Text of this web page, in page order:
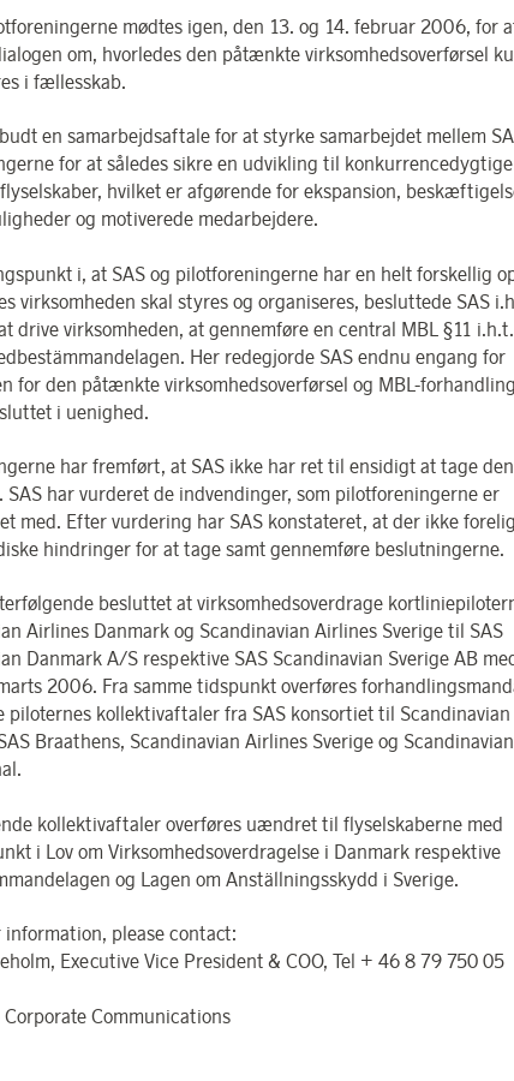
mødtes igen, den 13. og 14. februar 2006, for
om, hvorledes den påtænkte virksomhedsoverførsel
i fællesskab.
en samarbejdsaftale for at styrke samarbejdet mellem
for at således sikre en udvikling til
hvilket er afgørende for ekspansion,
og motiverede medarbejdere.
i, at SAS og pilotforeningerne har en helt forskellig
virksomheden skal styres og organiseres, besluttede SAS
drive virksomheden, at gennemføre en central MBL §11
Her redegjorde SAS endnu engang for
for den påtænkte virksomhedsoverførsel og MBL-
i uenighed.
har fremført, at SAS ikke har ret til ensidigt at tage
SAS har vurderet de indvendinger, som pilotforeningerne er
med. Efter vurdering har SAS konstateret, at der ikke
hindringer for at tage samt gennemføre beslutningerne.
besluttet at virksomhedsoverdrage
Airlines Danmark og Scandinavian Airlines Sverige til SAS
Danmark A/S respektive SAS Scandinavian Sverige AB
2006. Fra samme tidspunkt overføres
piloternes kollektivaftaler fra SAS konsortiet til
Braathens, Scandinavian Airlines Sverige og
kollektivaftaler overføres uændret til flyselskaberne med
i Lov om Virksomhedsoverdragelse i Danmark respektive
og Lagen om Anställningsskydd i Sverige.
please contact:
Executive Vice President & COO, Tel + 46 8 79 750 05
Corporate Communications